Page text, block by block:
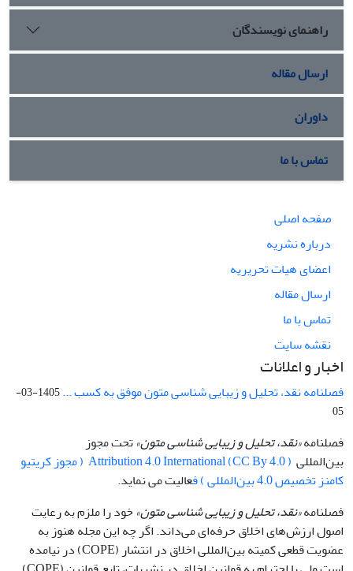
راهنمای نویسندگان
ارسال مقاله
داوران
تماس با ما
صفحه اصلی
درباره نشریه
اعضای هیات تحریریه
ارسال مقاله
تماس با ما
نقشه سایت
اخبار و اعلانات
فصلنامه نقد، تحلیل و زیبایی شناسی متون موفق به کسب ...
1405-03-
05
فصلنامه«نقد، تحلیل و زیبایی شناسی متون»تحت مجوز
بین‌المللی
Attribution 4.0 International (CC By 4.0 ) ( مجوز کریتیو
کامنز تخصیص 4.0 بین‌المللی ) ف
عالیت می نماید.
فصلنامه«نقد، تحلیل و زیبایی شناسی متون»خود را ملزم به رعایت
اصول ارزش‌های اخلاق حرفه‌ای می‌داند. اگر چه این مجله هنوز به
عضویت قطعی کمیته بین‌المللی اخلاق در انتشار (COPE) در نیامده